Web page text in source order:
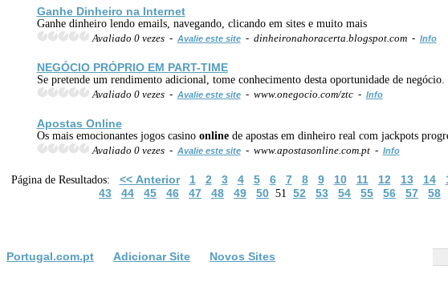
Ganhe Dinheiro na Internet
Ganhe dinheiro lendo emails, navegando, clicando em sites e muito mais
Avaliado 0 vezes - Avalie este site- dinheironahoracerta.blogspot.com - Info
NEGÓCIO PRÓPRIO EM PART-TIME
Se pretende um rendimento adicional, tome conhecimento desta oportunidade de
Avaliado 0 vezes - Avalie este site- www.onegocio.com/ztc - Info
Apostas Online
Os mais emocionantes jogos casino onlinede apostas em dinheiro real com jackpots
Avaliado 0 vezes - Avalie este site- www.apostasonline.com.pt - Info
Página de Resultados: << Anterior 1 2 3 4 5 6 7 8 9 10 11 12 13 14
43
44 45 46 47 48 49 50 51 52 53 54 55 56 57 58
Portugal.com.pt Adicionar Site Novos Sites